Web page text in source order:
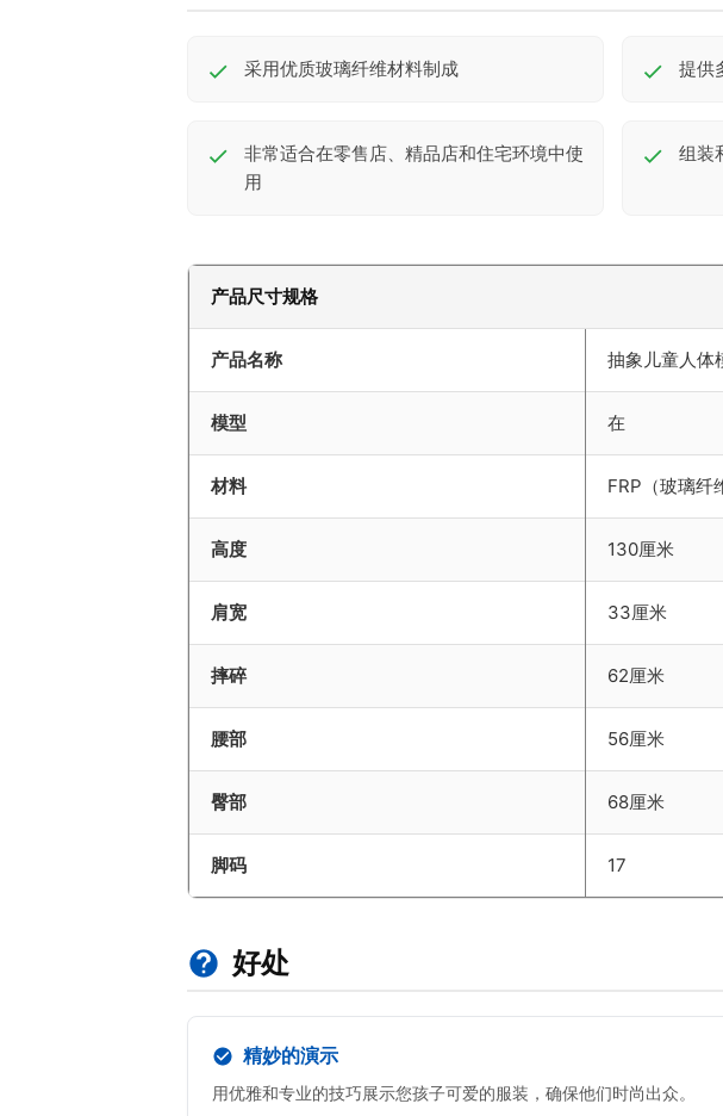
采用优质玻璃纤维材料制成 提供
非常适合在零售店、精品店和住宅环境中使
用
组装
产品尺寸规格
产品名称 抽象儿童人体
模型 在
材料 FRP（玻璃纤
高度 130厘米
肩宽 33厘米
摔碎 62厘米
腰部 56厘米
臀部 68厘米
脚码 17
好处
精妙的演示
用优雅和专业的技巧展示您孩子可爱的服装，确保他们时尚出众。